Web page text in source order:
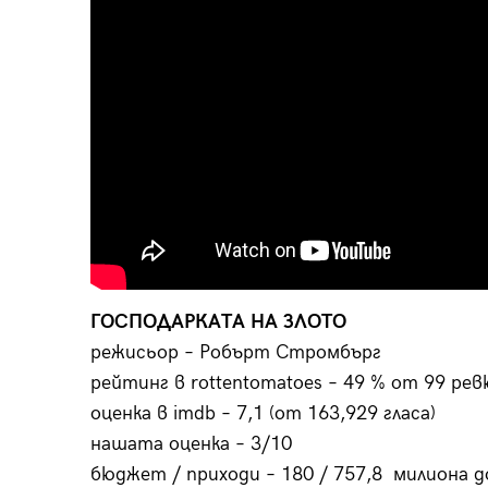
ГОСПОДАРКАТА НА ЗЛОТО
режисьор – Робърт Стромбърг
рейтинг в rottentomatoes – 49 % от 99
оценка в imdb – 7,1 (от 163,929 гласа)
нашата оценка – 3/10
бюджет / приходи – 180 / 757,8 милиона